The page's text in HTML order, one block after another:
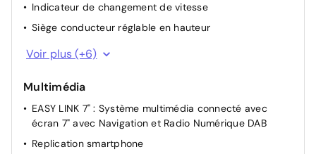
Indicateur de changement de vitesse
Siège conducteur réglable en hauteur
Allumage automatique des essuie glace et des phares
3 appuis-têtes arrière réglables en hauteur
Lunette AR chauffante
Désactivation de l’airbag passager manuelle
Éclairage intérieur avant avec 2 liseuses halogène
Voir plus (+6)
Multimédia
EASY LINK 7" : Système multimédia connecté avec
écran 7" avec Navigation et Radio Numérique DAB
Replication smartphone